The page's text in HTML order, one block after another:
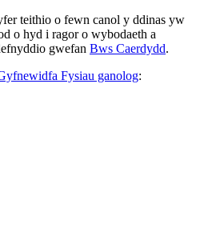
teithio o fewn canol y ddinas yw
o hyd i ragor o wybodaeth a
gwefan Bws Caerdydd.
Fysiau ganolog: